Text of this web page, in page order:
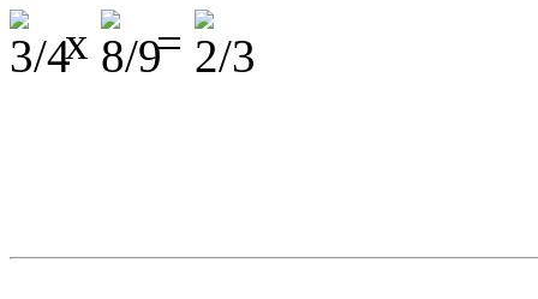
x =